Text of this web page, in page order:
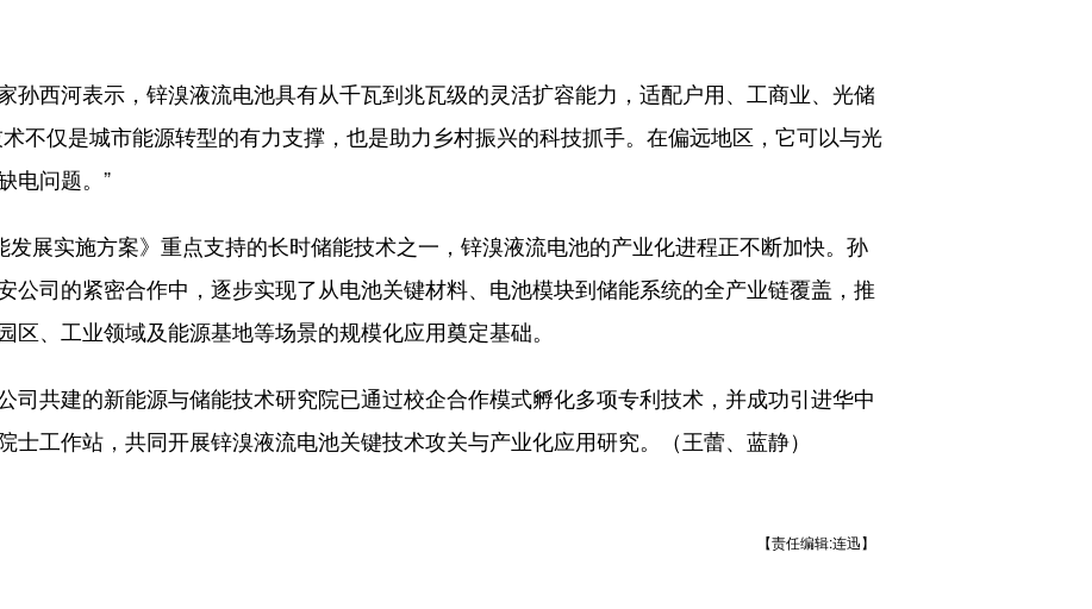
西河表示，锌溴液流电池具有从千瓦到兆瓦级的灵活扩容能力，适配户用、工商业、光储
不仅是城市能源转型的有力支撑，也是助力乡村振兴的科技抓手。在偏远地区，它可以与光
电问题。”
展实施方案》重点支持的长时储能技术之一，锌溴液流电池的产业化进程正不断加快。孙
公司的紧密合作中，逐步实现了从电池关键材料、电池模块到储能系统的全产业链覆盖，推
、工业领域及能源基地等场景的规模化应用奠定基础。
共建的新能源与储能技术研究院已通过校企合作模式孵化多项专利技术，并成功引进华中
士工作站，共同开展锌溴液流电池关键技术攻关与产业化应用研究。（王蕾、蓝静）
【责任编辑:连迅】